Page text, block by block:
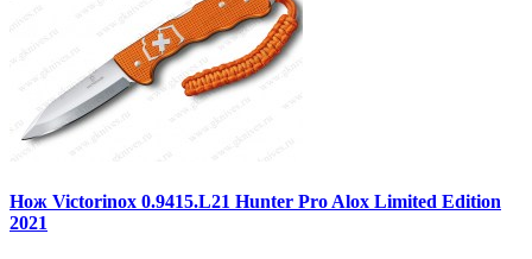
Нож Victorinox 0.9415.L21 Hunter Pro Alox Limited Edition
2021